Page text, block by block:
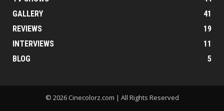
GALLERY
41
REVIEWS
19
INTERVIEWS
11
BLOG
5
© 2026 Cinecolorz.com | All Rights Reserved